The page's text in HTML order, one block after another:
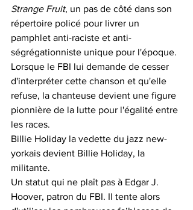
Strange Fruit, un pas de côté dans son
répertoire policé pour livrer un
pamphlet anti-raciste et anti-
ségrégationniste unique pour l'époque.
Lorsque le FBI lui demande de cesser
d'interpréter cette chanson et qu'elle
refuse, la chanteuse devient une figure
pionnière de la lutte pour l'égalité entre
les races.
Billie Holiday la vedette du jazz new-
yorkais devient Billie Holiday, la
militante.
Un statut qui ne plaît pas à Edgar J.
Hoover, patron du FBI. Il tente alors